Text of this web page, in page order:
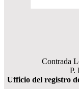
Contrada
P.
Ufficio del registro